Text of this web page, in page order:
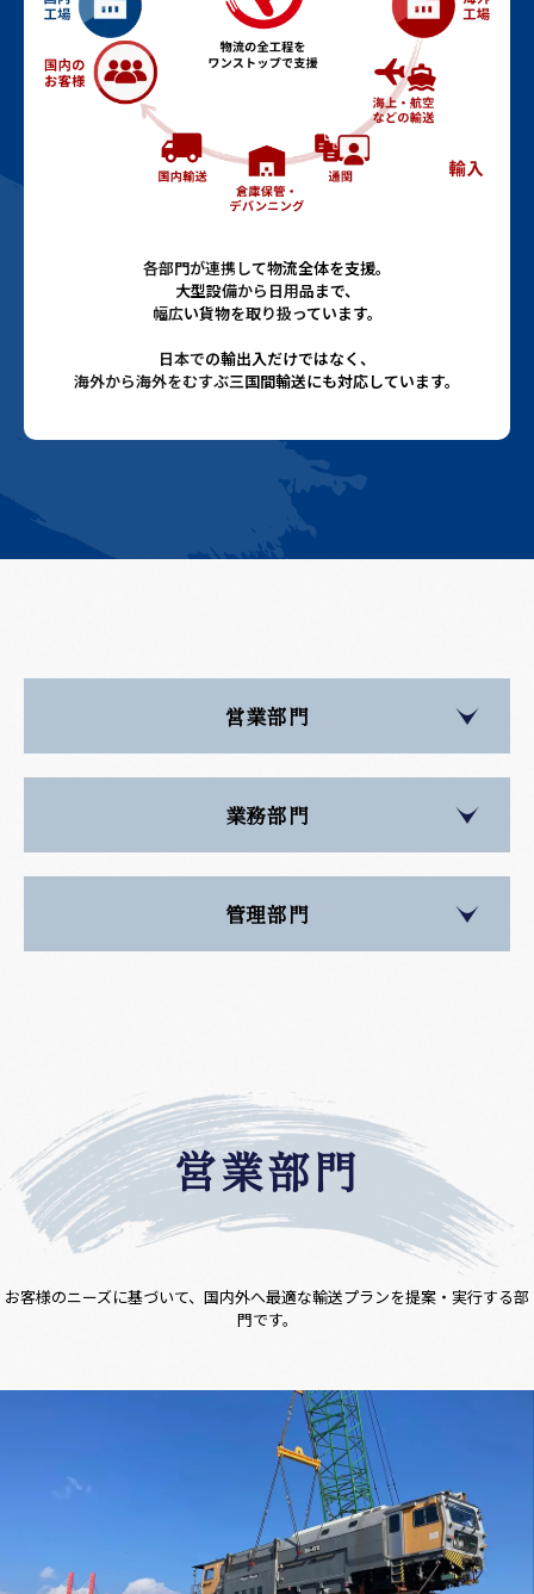
各部門が連携して物流全体を支援。
大型設備から日用品まで、
幅広い貨物を取り扱っています。
日本での輸出入だけではなく、
海外から海外をむすぶ三国間輸送にも対応しています。
営業部門
業務部門
管理部門
営業部門
お客様のニーズに基づいて、国内外へ最適な輸送プランを提案・実行する部
門です。